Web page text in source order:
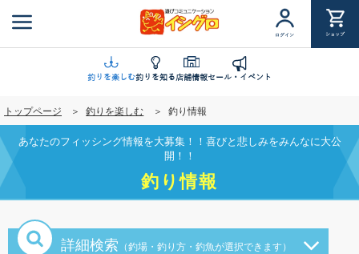
ン
に
移
動
ログイン ショップ
釣りを楽しむ釣りを知る店舗情報セール・イベント
トップページ 釣りを楽しむ 釣り情報
あなたのフィッシング情報を大募集！！喜びと悲しみをみんなに大公
開！！
釣り情報
詳細検索 （釣場・釣り方・釣魚が選択できます）